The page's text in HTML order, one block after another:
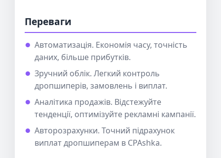
Переваги
Автоматизація. Економія часу, точність
даних, більше прибутків.
Зручний облік. Легкий контроль
дропшиперів, замовлень і виплат.
Аналітика продажів. Відстежуйте
тенденції, оптимізуйте рекламні кампанії.
Авторозрахунки. Точний підрахунок
виплат дропшиперам в CPAshka.